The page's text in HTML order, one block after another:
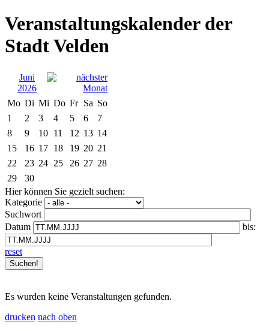
Veranstaltungskalender der
Stadt Velden
Juni
2026
Mo Di Mi Do Fr Sa So
1
2 3 4 5 6
7
8
9 10 11 12 13 14
15
16 17 18 19 20 21
22
23 24 25 26 27 28
29
30
Hier können Sie gezielt suchen:
Kategorie
Suchwort
Datum
bis:
reset
Es wurden keine Veranstaltungen gefunden.
drucken nach oben